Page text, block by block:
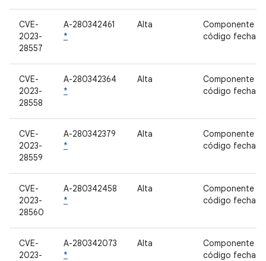
CVE-
2023-
28557
A-280342461
*
Alta
Componente de
código fechado
CVE-
2023-
28558
A-280342364
*
Alta
Componente de
código fechado
CVE-
2023-
28559
A-280342379
*
Alta
Componente de
código fechado
CVE-
2023-
28560
A-280342458
*
Alta
Componente de
código fechado
CVE-
2023-
A-280342073
*
Alta
Componente de
código fechado